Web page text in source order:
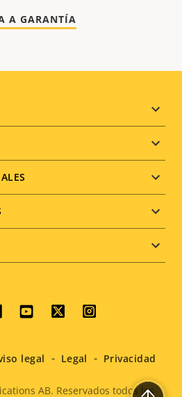
A GARANTÍA
AB. Reservados todos los
legal Legal Privacidad